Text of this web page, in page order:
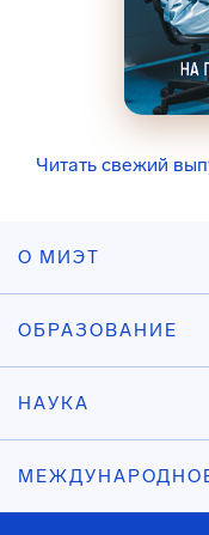
Читать свежий
О МИЭТ
ОБРАЗОВАНИЕ
НАУКА